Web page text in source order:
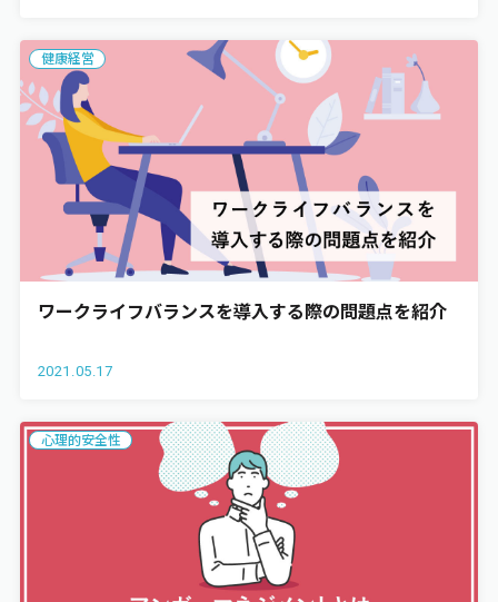
健康経営
ワークライフバランスを導入する際の問題点を紹介
2021.05.17
心理的安全性